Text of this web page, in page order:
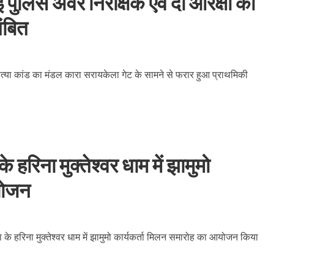
कांड का मंडल कारा सरायकेला गेट के सामने से फरार हुआ प्राथमिकी
के हरिना मुक्तेश्वर धाम में झामुमो
के हरिना मुक्तेश्वर धाम में झामुमो कार्यकर्ता मिलन समारोह का आयोजन किया